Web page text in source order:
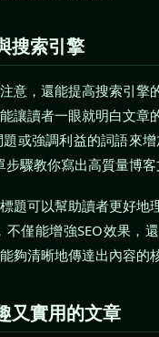
搜索引擎
意，還能提高搜索引擎
讓讀者一眼就明白文章
或強調利益的詞語來
驟教你寫出高質量博客
題可以幫助讀者更好地
僅能增強SEO效果，
夠清晰地傳達出內容的
又實用的文章